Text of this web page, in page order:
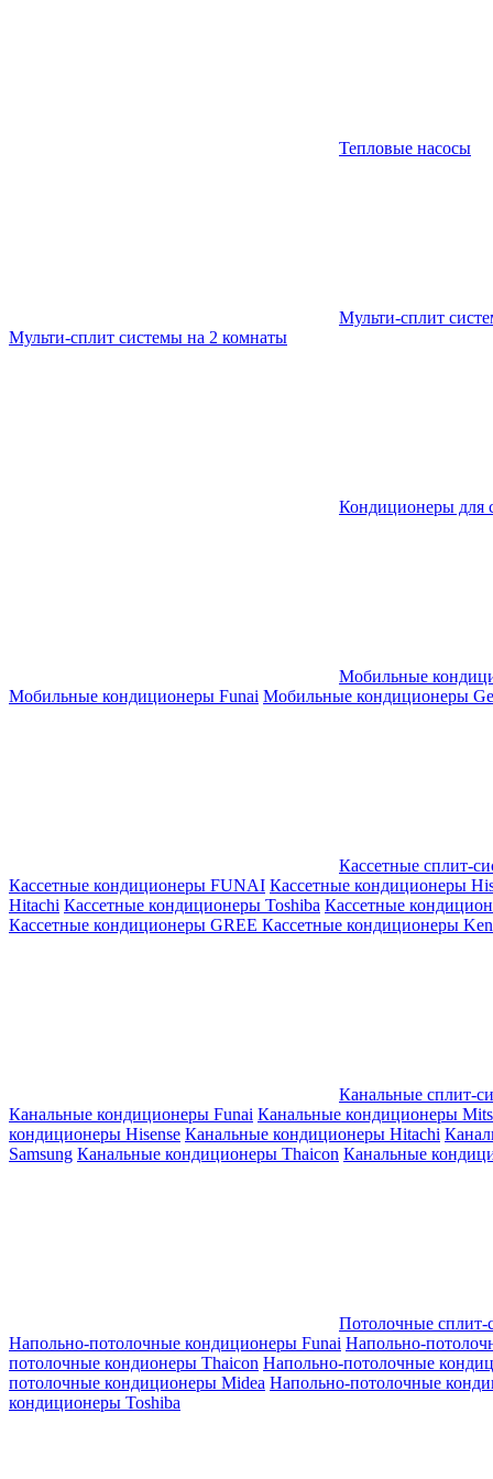
Тепловые насосы
Мульти-сплит
Мульти-сплит системы на 2 комнаты
Кондиционеры для
Мобильные
Мобильные кондиционеры Funai Мобильные кондиционеры
Кассетные сплит-
Кассетные кондиционеры FUNAI Кассетные кондиционеры
Hitachi Кассетные кондиционеры Toshiba Кассетные
Кассетные кондиционеры GREE Кассетные кондиционеры
Канальные сплит-
Канальные кондиционеры Funai Канальные кондиционеры
кондиционеры Hisense Канальные кондиционеры Hitachi
Samsung Канальные кондиционеры Thaicon Канальные
Потолочные сплит-
Напольно-потолочные кондиционеры Funai Напольно-
потолочные кондионеры Thaicon Напольно-потолочные
потолочные кондиционеры Midea Напольно-потолочные
кондиционеры Toshiba